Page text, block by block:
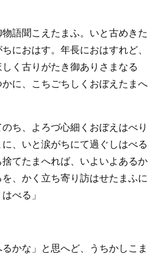
語聞こえたまふ。いと古めきた
におはす。年長におはすれど、
く古りがたき御ありさまなる
に、こちごちしくおぼえたまへ
のち、よろづ心細くおぼえはべり
、いと涙がちにて過ぐしはべる
てたまへれば、いよいよあるか
、かく立ち寄り訪はせたまふに
べる」
るかな」と思へど、うちかしこま